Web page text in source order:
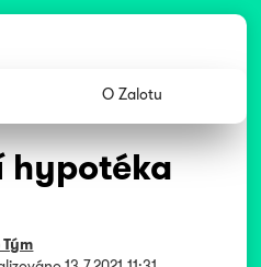
O Zalotu
hypotéka